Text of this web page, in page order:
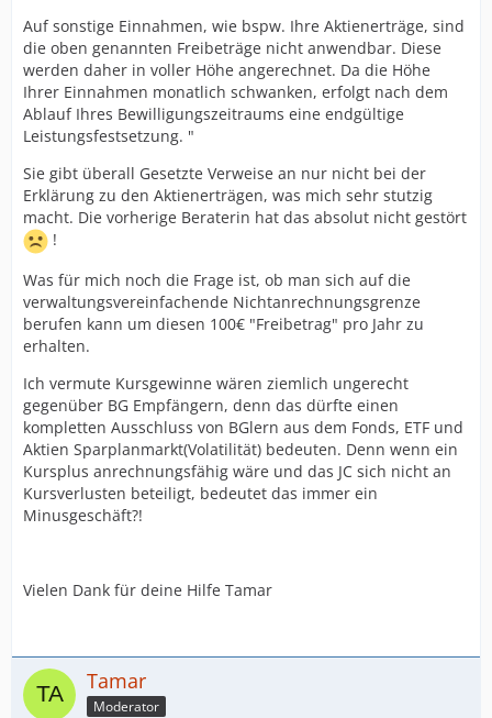
Auf sonstige Einnahmen, wie bspw. Ihre Aktienerträge, sind
die oben genannten Freibeträge nicht anwendbar. Diese
werden daher in voller Höhe angerechnet. Da die Höhe
Ihrer Einnahmen monatlich schwanken, erfolgt nach dem
Ablauf Ihres Bewilligungszeitraums eine endgültige
Leistungsfestsetzung. "
Sie gibt überall Gesetzte Verweise an nur nicht bei der
Erklärung zu den Aktienerträgen, was mich sehr stutzig
macht. Die vorherige Beraterin hat das absolut nicht gestört
!
Was für mich noch die Frage ist, ob man sich auf die
verwaltungsvereinfachende Nichtanrechnungsgrenze
berufen kann um diesen 100€ "Freibetrag" pro Jahr zu
erhalten.
Ich vermute Kursgewinne wären ziemlich ungerecht
gegenüber BG Empfängern, denn das dürfte einen
kompletten Ausschluss von BGlern aus dem Fonds, ETF und
Aktien Sparplanmarkt(Volatilität) bedeuten. Denn wenn ein
Kursplus anrechnungsfähig wäre und das JC sich nicht an
Kursverlusten beteiligt, bedeutet das immer ein
Minusgeschäft?!
Vielen Dank für deine Hilfe Tamar
Tamar
Moderator